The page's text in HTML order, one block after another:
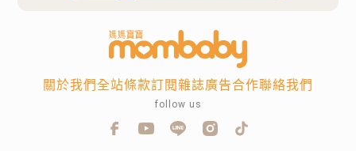
關於我們全站條款訂閱雜誌廣告合作聯絡我們
follow us